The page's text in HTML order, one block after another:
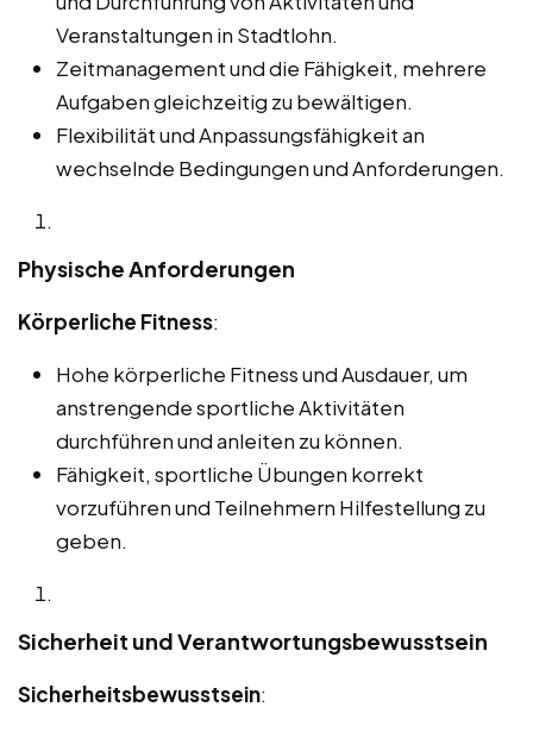
Veranstaltungen in Stadtlohn.
Zeitmanagement und die Fähigkeit, mehrere
Aufgaben gleichzeitig zu bewältigen.
Flexibilität und Anpassungsfähigkeit an
wechselnde Bedingungen und Anforderungen.
Physische Anforderungen
Körperliche Fitness:
Hohe körperliche Fitness und Ausdauer, um
anstrengende sportliche Aktivitäten
durchführen und anleiten zu können.
Fähigkeit, sportliche Übungen korrekt
vorzuführen und Teilnehmern Hilfestellung zu
geben.
Sicherheit und Verantwortungsbewusstsein
Sicherheitsbewusstsein: